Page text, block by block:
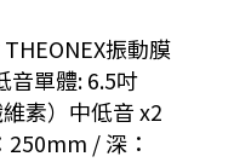
振動膜
音單體: 6.5吋
素）中低音 x2
/ 深：